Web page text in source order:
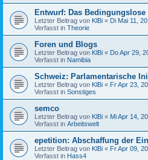
Entwurf: Das
Letzter Beitrag von KlBi « Di Mai 11,
Verfasst in Theorie
Foren und Blogs
Letzter Beitrag von KlBi « Do Apr 29,
Verfasst in Namibia
Schweiz: Parlamentarische
Letzter Beitrag von KlBi « Fr Apr 23,
Verfasst in Sonstiges
semco
Letzter Beitrag von KlBi « Mi Apr 14,
Verfasst in Arbeitswelt
epetition: Abschaffung der
Letzter Beitrag von KlBi « Fr Apr 09,
Verfasst in Hass4